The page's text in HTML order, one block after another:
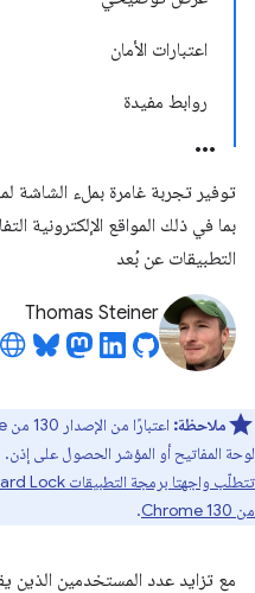
اعتبارات الأمان
روابط مفيدة
توفير تجربة غامرة بملء الشاشة
بما في ذلك المواقع الإلكترونية
التطبيقات عن بُعد
Thomas Steiner
ملاحظة:
لوحة المفاتيح أو المؤشر الحصول على إذن.
من Chrome 130
.
مع تزايد عدد المستخدمين